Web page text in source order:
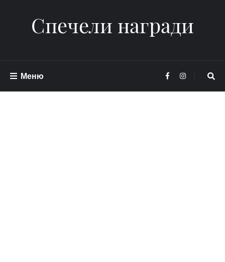
Спечели награди
Меню